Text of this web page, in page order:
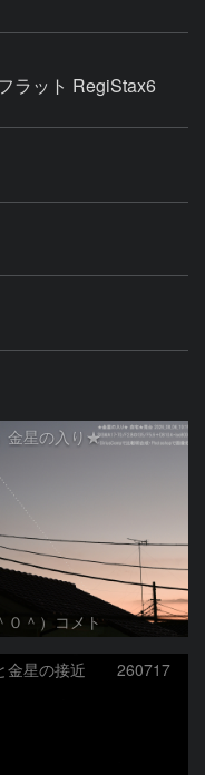
ラット RegiStax6
金星の入り★
０＾）コメト
金星の接近 260717